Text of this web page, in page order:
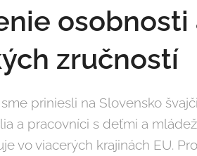
osobnosti
zručností
priniesli na Slovensko
a pracovníci s deťmi a
vo viacerých krajinách EU.